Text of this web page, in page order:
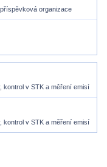
organizace
kontrol v STK a měření emisí
kontrol v STK a měření emisí